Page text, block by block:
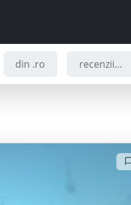
din .ro recenzii...